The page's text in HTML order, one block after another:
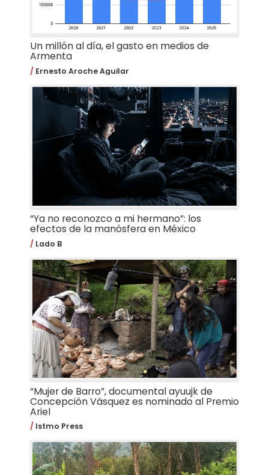
Un millón al día, el gasto en medios de
Armenta
Ernesto Aroche Aguilar
“Ya no reconozco a mi hermano”: los
efectos de la manósfera en México
Lado B
“Mujer de Barro”, documental ayuujk de
Concepción Vásquez es nominado al Premio
Ariel
Istmo Press